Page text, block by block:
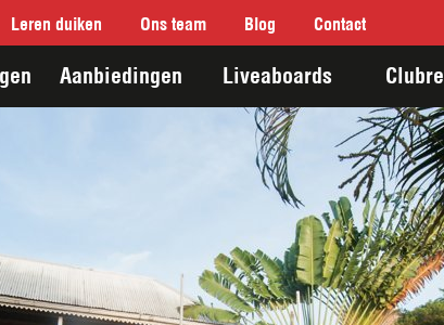
Leren duiken Ons team Blog Contact
Aanbiedingen Liveaboards